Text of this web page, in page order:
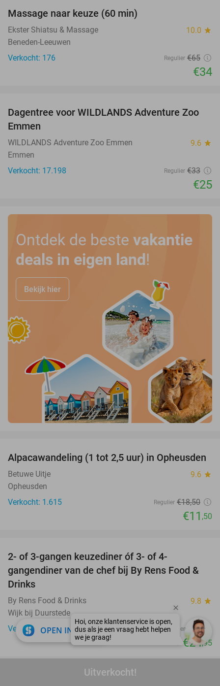
Uitverkocht!
Massage naar keuze (60 min)
Ekster Shiatsu & Massage 10.0 star
Beneden-Leeuwen
Verkocht: 176
Regulier €65
€34
24%
Dagentree voor WILDLANDS Adventure Zoo
Emmen
WILDLANDS Adventure Zoo Emmen 9.6 star
Emmen
Verkocht: 17.198
Regulier €33
€25
Ontdek de beste vakantie
deals in eigen land !
Bekijk hier
38%
Alpacawandeling (1 tot 2,5 uur) in Opheusden
Betuwe Uitje 9.6 star
Opheusden
Verkocht: 1.615
Regulier €18,50
€11 ,50
2- of 3-gangen keuzediner óf 3- of 4-
gangendiner van de chef bij By Rens Food &
Drinks
By Rens Food & Drinks 9.8 star
Wijk bij Duurstede
Verkocht: 63
Regulier €35
€24,95
favorite_border
OPEN IN APP close